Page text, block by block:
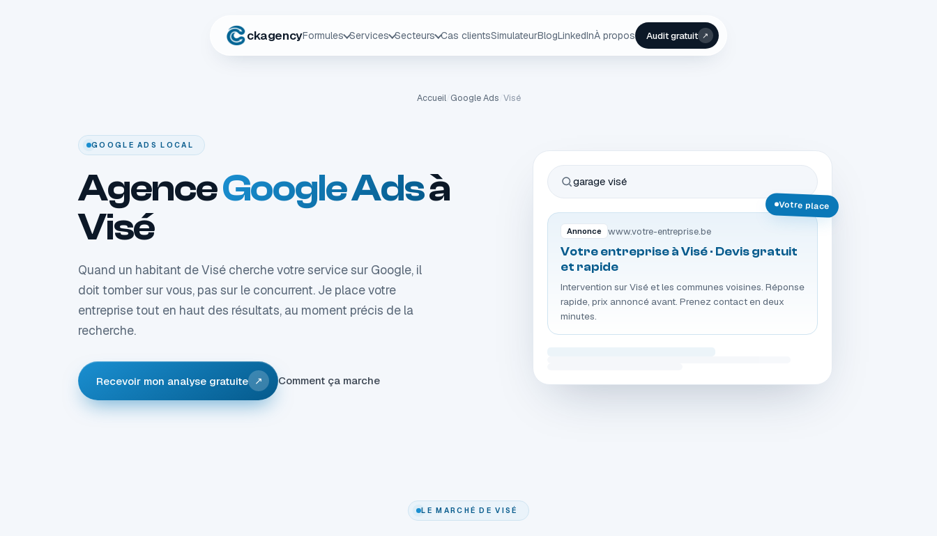
ckagencyFormules Services Secteurs Cas clientsSimulateurBlogLinkedInÀ propos Audit gratuit ↗
Accueil/ Google Ads Visé
GOOGLE ADS LOCAL
AgenceGoogle Adsà
Visé
Quand un habitant de Visé cherche votre service sur Google, il
doit tomber sur vous, pas sur le concurrent. Je place votre
entreprise tout en haut des résultats, au moment précis de la
recherche.
Recevoir mon analyse gratuite ↗ Comment ça marche
garage visé
Annonce www.votre-entreprise.be
Votre entreprise à Visé · Devis gratuit
et rapide
Intervention sur Visé et les communes voisines. Réponse
rapide, prix annoncé avant. Prenez contact en deux
minutes.
Votre place
LE MARCHÉ DE VISÉ